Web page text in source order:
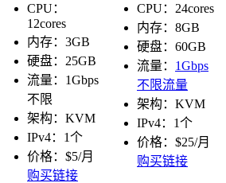
CPU：
12cores
内存：3GB
硬盘：25GB
流量：1Gbps
不限
架构：KVM
IPv4：1个
价格：$5/月
购买链接
CPU：24cores
内存：8GB
硬盘：60GB
流量： 1Gbps
不限流量
架构：KVM
IPv4：1个
价格：$25/月
购买链接